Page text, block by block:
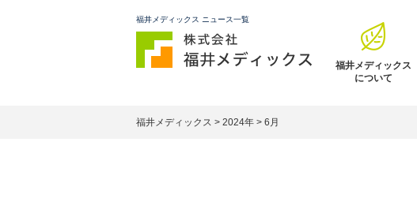
福井メディックス ニュース一覧
福井メディックス
について
福井メディックス > 2024年 > 6月